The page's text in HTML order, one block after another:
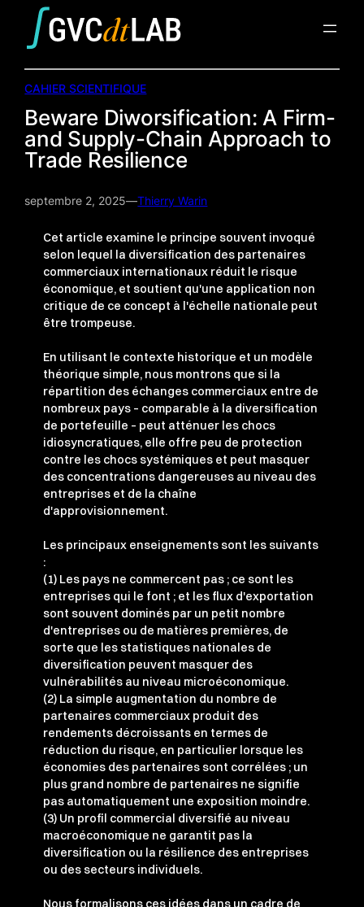
contenu
CAHIER SCIENTIFIQUE
Beware Diworsification: A Firm-
and Supply-Chain Approach to
Trade Resilience
septembre 2, 2025—Thierry Warin
Cet article examine le principe souvent invoqué
selon lequel la diversification des partenaires
commerciaux internationaux réduit le risque
économique, et soutient qu'une application non
critique de ce concept à l'échelle nationale peut
être trompeuse.
En utilisant le contexte historique et un modèle
théorique simple, nous montrons que si la
répartition des échanges commerciaux entre de
nombreux pays – comparable à la diversification
de portefeuille – peut atténuer les chocs
idiosyncratiques, elle offre peu de protection
contre les chocs systémiques et peut masquer
des concentrations dangereuses au niveau des
entreprises et de la chaîne
d'approvisionnement.
Les principaux enseignements sont les suivants
:
(1) Les pays ne commercent pas ; ce sont les
entreprises qui le font ; et les flux d'exportation
sont souvent dominés par un petit nombre
d'entreprises ou de matières premières, de
sorte que les statistiques nationales de
diversification peuvent masquer des
vulnérabilités au niveau microéconomique.
(2) La simple augmentation du nombre de
partenaires commerciaux produit des
rendements décroissants en termes de
réduction du risque, en particulier lorsque les
économies des partenaires sont corrélées ; un
plus grand nombre de partenaires ne signifie
pas automatiquement une exposition moindre.
(3) Un profil commercial diversifié au niveau
macroéconomique ne garantit pas la
diversification ou la résilience des entreprises
ou des secteurs individuels.
Nous formalisons ces idées dans un cadre de